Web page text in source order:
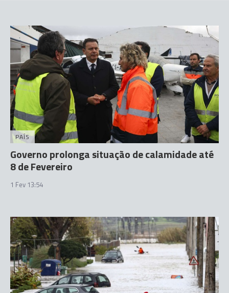
PAÍS
Governo prolonga situação de calamidade até
8 de Fevereiro
1 Fev 13:54